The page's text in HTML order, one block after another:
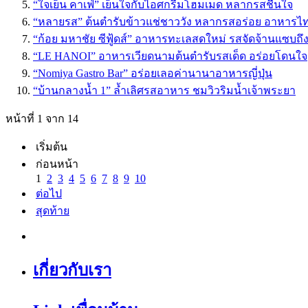
“ใจเย็น คาเฟ่” เย็นใจกับไอศกรีมโฮมเมด หลากรสชื่นใจ
“หลายรส” ต้นตำรับข้าวแช่ชาววัง หลากรสอร่อย อาหาร
“ก้อย มหาชัย ซีฟู้ดส์” อาหารทะเลสดใหม่ รสจัดจ้านแซบถึ
“LE HANOI” อาหารเวียดนามต้นตำรับรสเด็ด อร่อยโดนใจ
“Nomiya Gastro Bar” อร่อยเลอค่านานาอาหารญี่ปุ่น
“บ้านกลางน้ำ 1” ล้ำเลิศรสอาหาร ชมวิวริมน้ำเจ้าพระยา
หน้าที่ 1 จาก 14
เริ่มต้น
ก่อนหน้า
1
2 3 4 5 6 7 8 9 10
ต่อไป
สุดท้าย
เกี่ยวกับเรา